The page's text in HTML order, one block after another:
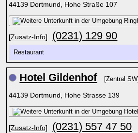
44139 Dortmund, Hohe Straße 107
[Zusatz-Info] (0231) 129 90
Restaurant
Hotel Gildenhof [Zentral SW]
44139 Dortmund, Hohe Strasse 139
[Zusatz-Info] (0231) 557 47 50